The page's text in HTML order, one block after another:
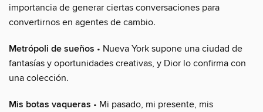
importancia de generar ciertas conversaciones para
convertirnos en agentes de cambio.
Metrópoli de sueños • Nueva York supone una ciudad de
fantasías y oportunidades creativas, y Dior lo confirma con
una colección.
Mis botas vaqueras • Mi pasado, mi presente, mis